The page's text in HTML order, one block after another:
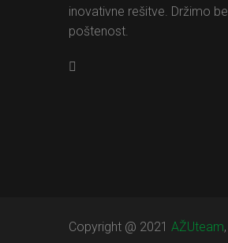
inovativne rešitve. Držimo
poštenost.
Copyright @ 2021 AŽUteam